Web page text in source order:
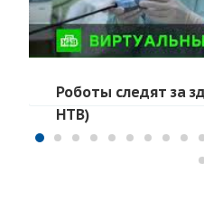
Роботы следят за
НТВ)